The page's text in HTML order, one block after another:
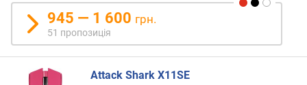
t
o
t
945 — 1 600 грн.
51 пропозиція
Attack Shark X11SE